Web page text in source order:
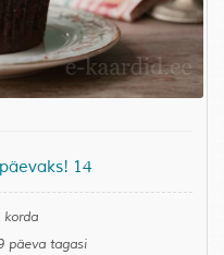
14
korda
päeva tagasi